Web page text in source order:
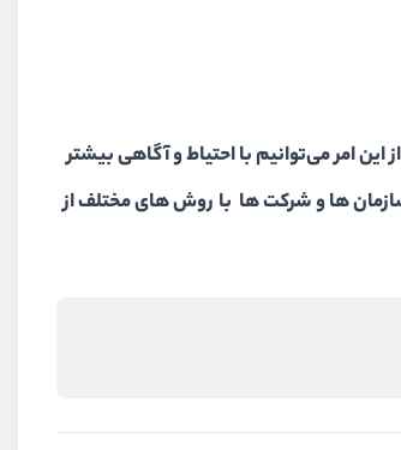
امر می‌توانیم با احتیاط و آگاهی بیشتر
ها و شرکت ها با روش های مختلف از